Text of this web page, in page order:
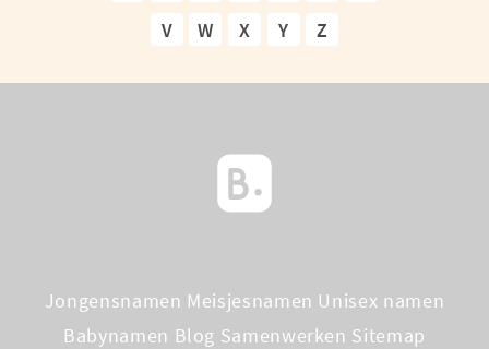
V
W X Y Z
Jongensnamen Meisjesnamen Unisex namen
Babynamen Blog Samenwerken Sitemap